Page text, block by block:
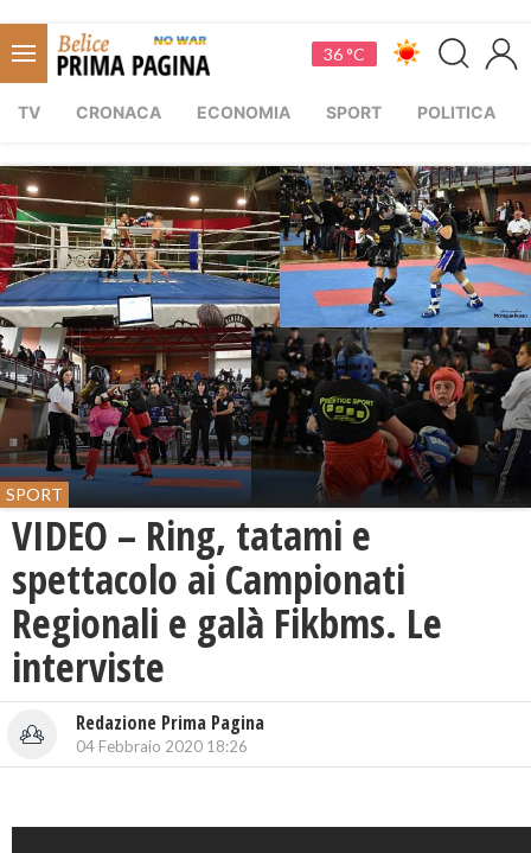
36 °C
TV CRONACA ECONOMIA SPORT POLITICA
SPORT
VIDEO – Ring, tatami e
spettacolo ai Campionati
Regionali e galà Fikbms. Le
interviste
Redazione Prima Pagina
04 Febbraio 2020 18:26